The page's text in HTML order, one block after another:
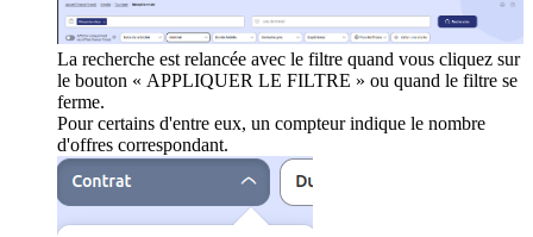
La recherche est relancée avec le filtre quand vous cliquez sur
le bouton « APPLIQUER LE FILTRE » ou quand le filtre se
ferme.
Pour certains d'entre eux, un compteur indique le nombre
d'offres correspondant.